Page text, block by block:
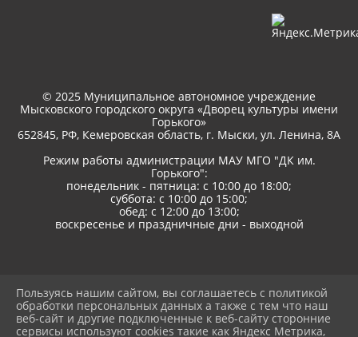
© 2025 Муниципальное автономное учреждение
Мысковского городского округа «Дворец культуры имени
Горького»
652845, РФ, Кемеровская область, г. Мыски, ул. Ленина, 8A
Режим работы администрации МАУ МГО "ДК им.
Горького":
понедельник - пятница: с 10:00 до 18:00;
суббота: с 10:00 до 15:00;
обед: с 12:00 до 13:00;
воскресенье и праздничные дни - выходной
2026 г. дкгорького.рф
Вход
Карта сайта
Пользуясь нашим сайтом, вы соглашаетесь с политикой
обработки персональных данных а также с тем что наш
веб-сайт и другие подключенные к веб-сайту сторонние
сервисы используют cookies такие как Яндекс Метрика,